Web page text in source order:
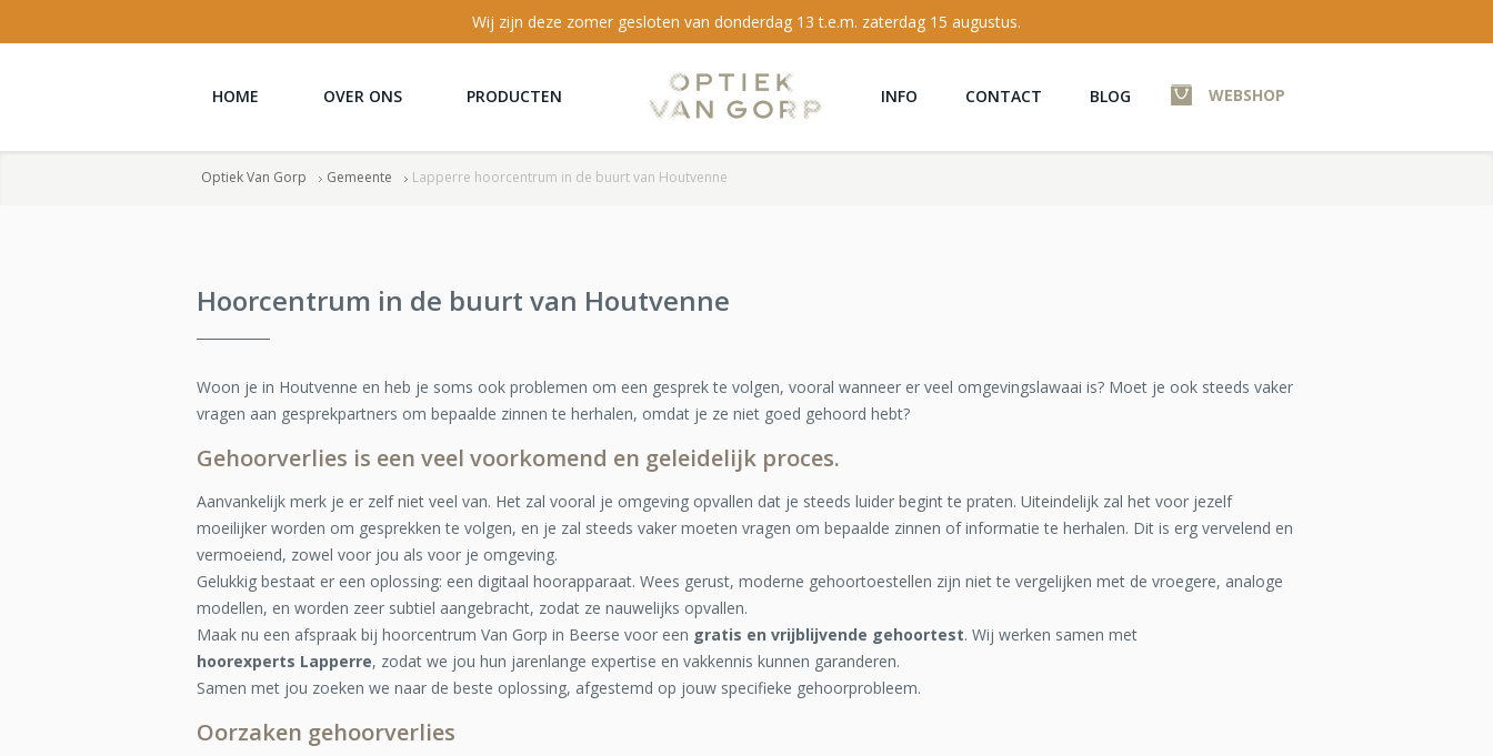
Wij zijn deze zomer gesloten van donderdag 13 t.e.m. zaterdag 15 augustus.
WEBSHOP
HOME OVER ONS PRODUCTEN INFO CONTACT BLOG
Optiek Van Gorp Gemeente Lapperre hoorcentrum in de buurt van Houtvenne
Hoorcentrum in de buurt van Houtvenne
Woon je in Houtvenne en heb je soms ook problemen om een gesprek te volgen, vooral wanneer er veel omgevingslawaai is? Moet je ook steeds vaker
vragen aan gesprekpartners om bepaalde zinnen te herhalen, omdat je ze niet goed gehoord hebt?
Gehoorverlies is een veel voorkomend en geleidelijk proces.
Aanvankelijk merk je er zelf niet veel van. Het zal vooral je omgeving opvallen dat je steeds luider begint te praten. Uiteindelijk zal het voor jezelf
moeilijker worden om gesprekken te volgen, en je zal steeds vaker moeten vragen om bepaalde zinnen of informatie te herhalen. Dit is erg vervelend en
vermoeiend, zowel voor jou als voor je omgeving.
Gelukkig bestaat er een oplossing: een digitaal hoorapparaat. Wees gerust, moderne gehoortoestellen zijn niet te vergelijken met de vroegere, analoge
modellen, en worden zeer subtiel aangebracht, zodat ze nauwelijks opvallen.
Maak nu een afspraak bij hoorcentrum Van Gorp in Beerse voor een gratis en vrijblijvende gehoortest. Wij werken samen met
hoorexperts Lapperre, zodat we jou hun jarenlange expertise en vakkennis kunnen garanderen.
Samen met jou zoeken we naar de beste oplossing, afgestemd op jouw specifieke gehoorprobleem.
Oorzaken gehoorverlies